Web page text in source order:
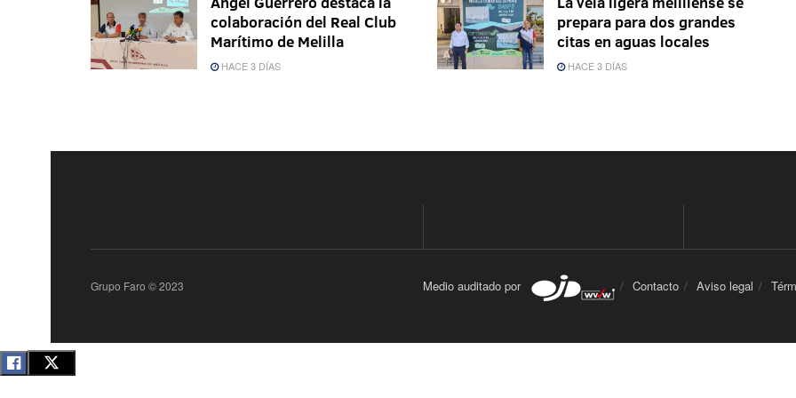
colaboración del Real Club
Marítimo de Melilla
HACE 3 DÍAS
prepara para dos grandes
citas en aguas locales
HACE 3 DÍAS
Medio auditado por Contacto Aviso legal
Grupo Faro © 2023